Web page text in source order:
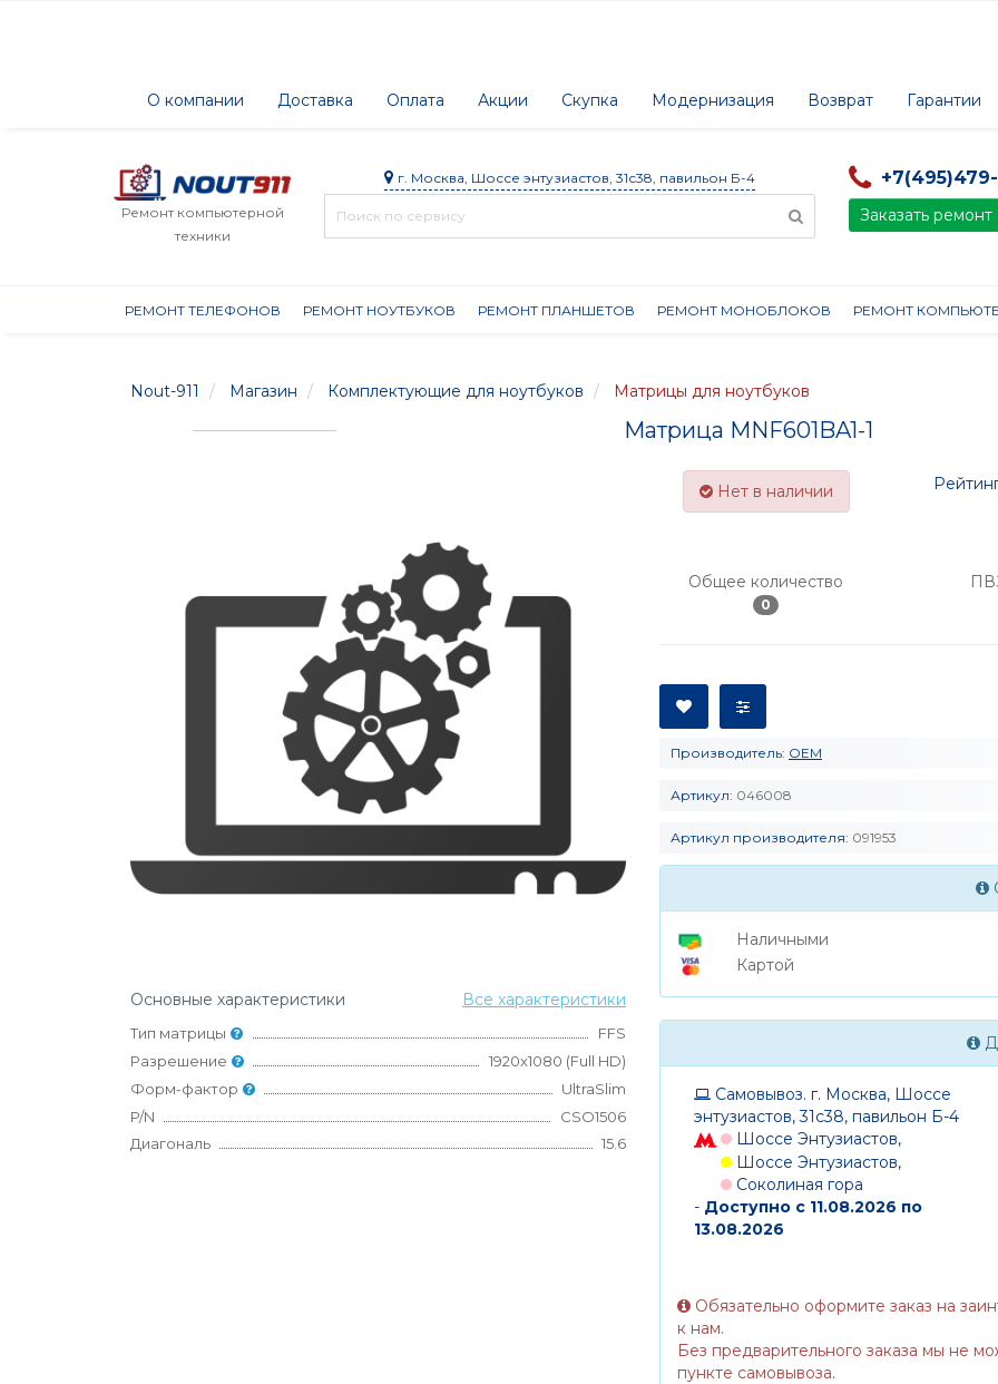
О компании Доставка Оплата Акции Скупка Модернизация Возврат Гарантии
Ремонт компьютерной
техники
г. Москва, Шоссе энтузиастов, 31с38, павильон Б-4 +7(495)479-
Заказать ремонт
РЕМОНТ ТЕЛЕФОНОВ РЕМОНТ НОУТБУКОВ РЕМОНТ ПЛАНШЕТОВ РЕМОНТ МОНОБЛОКОВ РЕМОНТ
Nout-911 Магазин Комплектующие для ноутбуков Матрицы для ноутбуков
Матрица MNF601BA1-1
Основные характеристики Все характеристики
Тип матрицы
FFS
Разрешение
1920x1080 (Full HD)
Форм-фактор
UltraSlim
P/N
CSO1506
Диагональ
15.6
Нет в наличии
Общее количество
0
Производитель: OEM
Артикул: 046008
Артикул производителя: 091953
Наличными
Картой
Самовывоз. г. Москва, Шоссе
энтузиастов, 31с38, павильон Б-4
Шоссе Энтузиастов,
Шоссе Энтузиастов,
Соколиная гора
- Доступно с 11.08.2026 по
13.08.2026
Обязательно оформите заказ на
к нам.
Без предварительного заказа мы не
пункте самовывоза.